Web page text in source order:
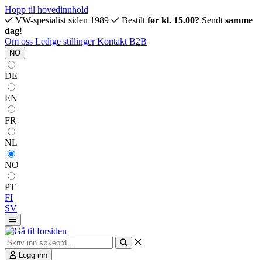
Hopp til hovedinnhold
VW-spesialist siden 1989
Bestilt før kl. 15.00? Sendt samme
dag!
Om oss Ledige stillingerKontakt B2B
NO
DE
EN
FR
NL
NO
PT
FI
SV
Logg inn